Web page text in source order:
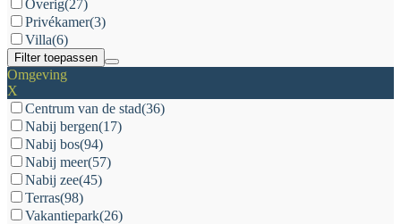
Overig(27)
Privékamer(3)
Villa(6)
Filter toepassen
Omgeving
X
Centrum van de stad(36)
Nabij bergen(17)
Nabij bos(94)
Nabij meer(57)
Nabij zee(45)
Terras(98)
Vakantiepark(26)